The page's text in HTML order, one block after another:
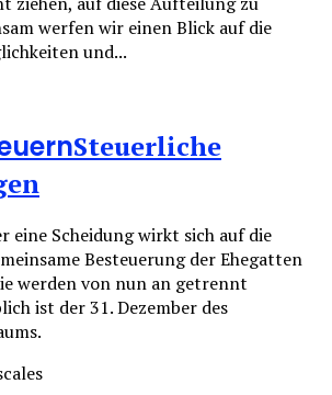
werfen wir einen Blick auf die
und...
Steuerliche
eine Scheidung wirkt sich auf die
Besteuerung der Ehegatten
werden von nun an getrennt
ist der 31. Dezember des